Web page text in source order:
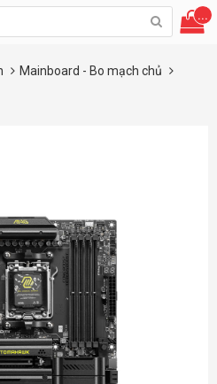
...
Mainboard - Bo mạch chủ